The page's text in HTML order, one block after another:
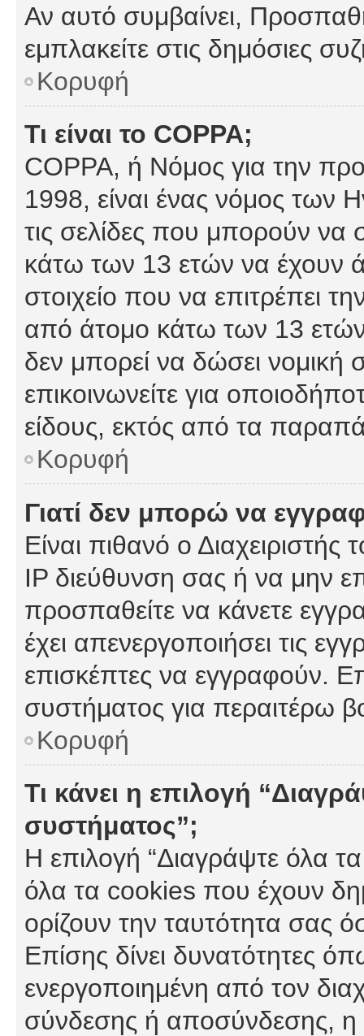
Αν αυτό συμβαίνει,
εμπλακείτε στις δημόσιες
Κορυφή
Τι είναι το COPPA;
COPPA, ή Νόμος για την
1998, είναι ένας νόμος των
τις σελίδες που μπορούν να
κάτω των 13 ετών να έχουν
στοιχείο που να επιτρέπει
από άτομο κάτω των 13
δεν μπορεί να δώσει νομική
επικοινωνείτε για
είδους, εκτός από τα
Κορυφή
Γιατί δεν μπορώ να
Είναι πιθανό ο
IP διεύθυνση σας ή να μην
προσπαθείτε να κάνετε
έχει απενεργοποιήσει τις
επισκέπτες να εγγραφούν.
συστήματος για περαιτέρω
Κορυφή
Τι κάνει η επιλογή
συστήματος”;
Η επιλογή “Διαγράψτε όλα
όλα τα cookies που έχουν
ορίζουν την ταυτότητα σας
Επίσης δίνει δυνατότητες
ενεργοποιημένη από τον
σύνδεσης ή αποσύνδεσης, η